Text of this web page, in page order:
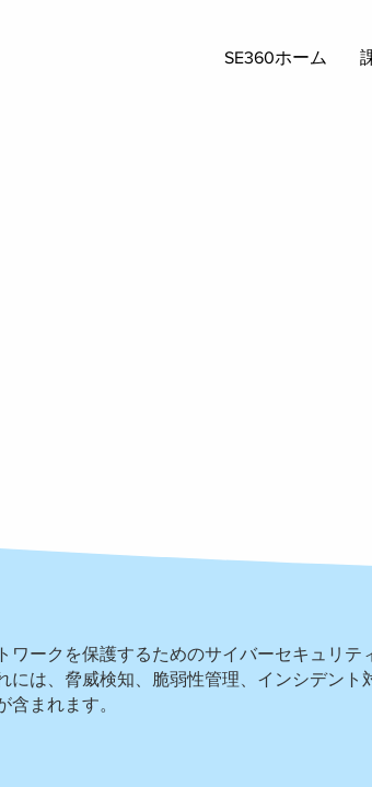
SE360ホーム
ワークを保護するためのサイバーセキュリテ
は、脅威検知、脆弱性管理、インシデント
含まれます。